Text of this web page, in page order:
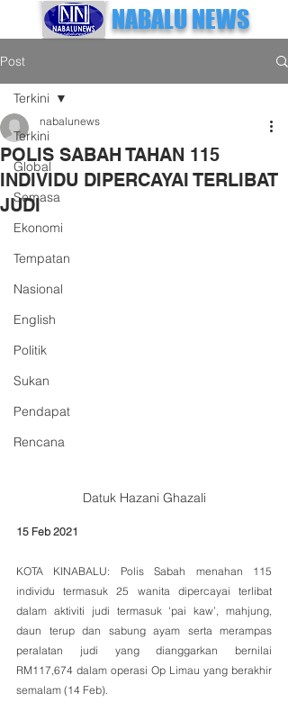
NABALU NEWS
Post
Terkini
Global
Semasa
Ekonomi
Tempatan
Nasional
English
Politik
Sukan
Pendapat
Rencana
Terkini
POLIS SABAH TAHAN 115
INDIVIDU DIPERCAYAI TERLIBAT
JUDI
nabalunews
Datuk Hazani Ghazali
15 Feb 2021
KOTA KINABALU: Polis Sabah menahan 115
individu termasuk 25 wanita dipercayai terlibat
dalam aktiviti judi termasuk 'pai kaw’, mahjung,
daun terup dan sabung ayam serta merampas
peralatan judi yang dianggarkan bernilai
RM117,674 dalam operasi Op Limau yang berakhir
semalam (14 Feb).